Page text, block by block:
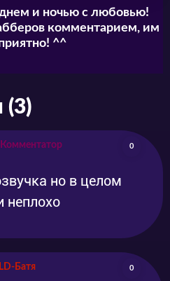
и ночью с любовью!
комментарием, им
^^
(3)
Комментатор
0
но в целом
неплохо
Батя 0